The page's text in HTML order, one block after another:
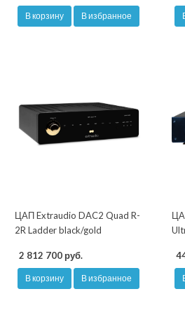
В корзину В избранное
ЦАП Extraudio DAC2 Quad R-
2R Ladder black/gold
2 812 700 руб.
В корзину В избранное